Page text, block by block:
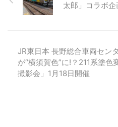
太郎」コラボ
JR東日本 長野総合車両セン
が“横須賀色”に!？211系塗色
撮影会」1月18日開催